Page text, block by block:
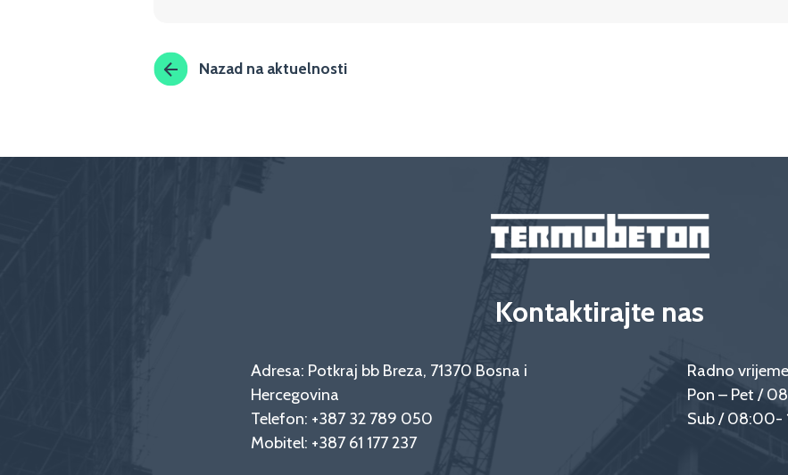
Nazad na aktuelnosti
Kontaktirajte nas
Adresa: Potkraj bb Breza, 71370 Bosna i
Hercegovina
Telefon: +387 32 789 050
Mobitel: +387 61 177 237
Radno
Pon – Pet /
Sub / 08:00-